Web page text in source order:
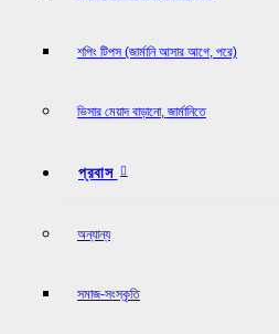
শপিং টিপস (জার্মানি আসার আগে, পরে)
ভিসার মেয়াদ বাড়ানো, জার্মানিতে
প্রবাস
অন্যান্য
সমাজ-সংস্কৃতি